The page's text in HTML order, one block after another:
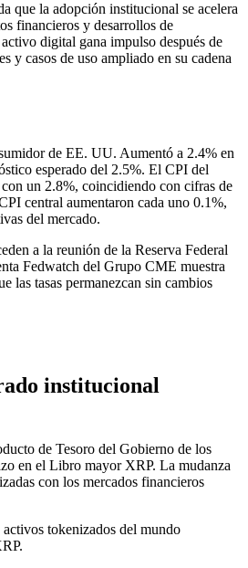
que la adopción institucional se acelera
financieros y desarrollos de
digital gana impulso después de
y casos de uso ampliado en su cadena
de EE. UU. Aumentó a 2.4% en
esperado del 2.5%. El CPI del
un 2.8%, coincidiendo con cifras de
central aumentaron cada uno 0.1%,
del mercado.
a la reunión de la Reserva Federal
Fedwatch del Grupo CME muestra
las tasas permanezcan sin cambios
institucional
de Tesoro del Gobierno de los
en el Libro mayor XRP. La mudanza
con los mercados financieros
activos tokenizados del mundo